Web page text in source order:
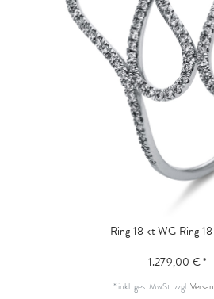
Ring 18 kt WG Ring
1.279,00 € *
* inkl. ges. MwSt.zzgl.